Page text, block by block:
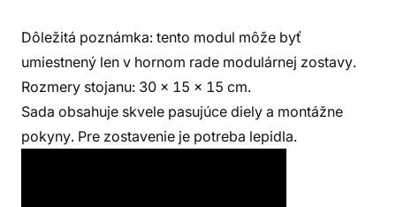
Dôležitá poznámka: tento modul môže byť
umiestnený len v hornom rade modulárnej zostavy.
Rozmery stojanu: 30 x 15 x 15 cm.
Sada obsahuje skvele pasujúce diely a montážne
pokyny. Pre zostavenie je potreba lepidla.